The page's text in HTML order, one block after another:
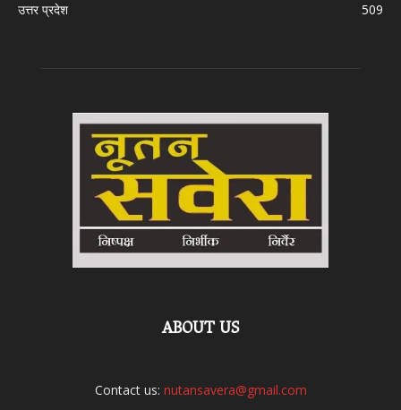
उत्तर प्रदेश
509
ABOUT US
Contact us: nutansavera@gmail.com